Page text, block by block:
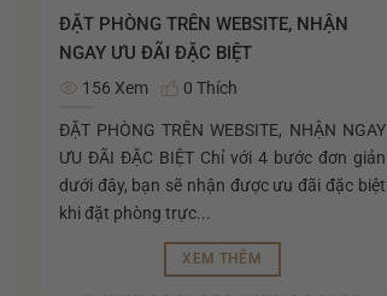
ĐẶT PHÒNG TRÊN WEBSITE, NHẬN
NGAY ƯU ĐÃI ĐẶC BIỆT
156 Xem 0 Thích
ĐẶT PHÒNG TRÊN WEBSITE, NHẬN NGAY
ƯU ĐÃI ĐẶC BIỆT Chỉ với 4 bước đơn giản
dưới đây, bạn sẽ nhận được ưu đãi đặc biệt
khi đặt phòng trực...
XEM THÊM